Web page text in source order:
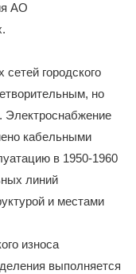
АО
сетей городского
но
Электроснабжение
кабельными
в 1950-1960
линий
и местами
износа
выполняется